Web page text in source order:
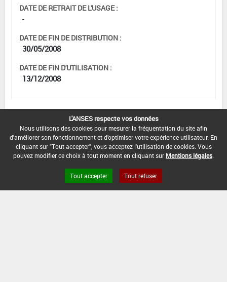
DATE DE RETRAIT DE L'USAGE :
-
DATE DE FIN DE DISTRIBUTION :
30/05/2008
DATE DE FIN D'UTILISATION :
13/12/2008
[15652103]
Pomme de terre*Trt
Sol*Ravageurs du sol
DOSE MAX
D'EMPLOI
NOMBRE MAX
D'APPLICATION
DÉLAIS AVANT
RÉCOLTE
- -
L'ANSES respecte vos données
Nous utilisons des cookies pour mesurer la fréquentation du site afin
d'améliorer son fonctionnement et d'optimiser votre expérience utilisateur. En
cliquant sur "Tout accepter", vous acceptez l'utilisation de cookies. Vous
pouvez modifier ce choix à tout moment en cliquant sur Mentions légales
Tout accepter Tout refuser